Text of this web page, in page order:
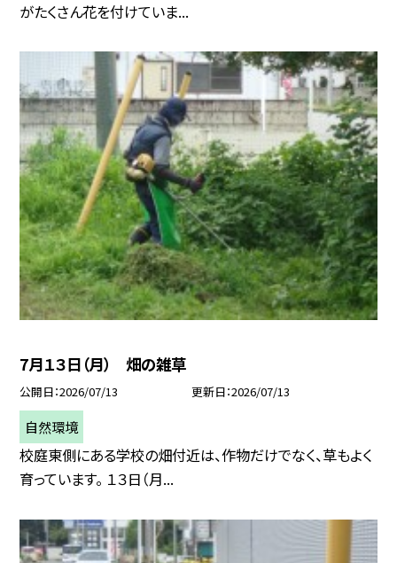
がたくさん花を付けていま...
7月１３日（月） 畑の雑草
公開日 2026/07/13 更新日 2026/07/13
自然環境
校庭東側にある学校の畑付近は、作物だけでなく、草もよく
育っています。 １３日（月...